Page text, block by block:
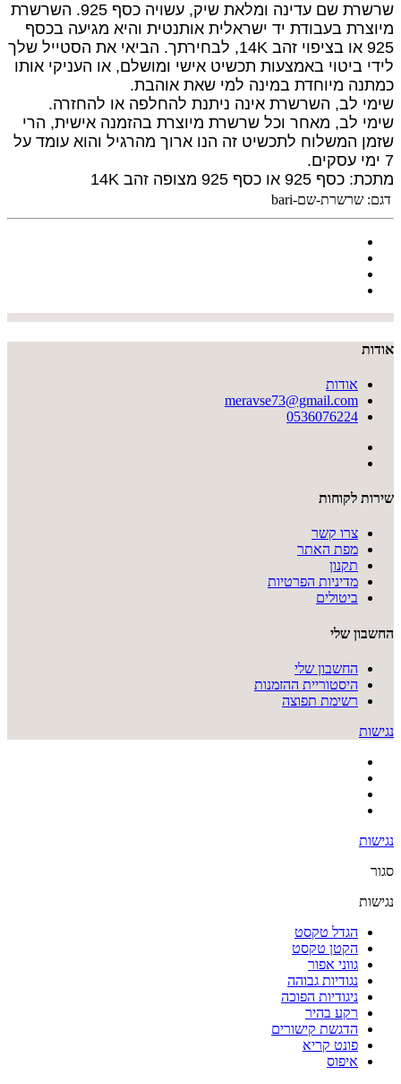
שרשרת שם עדינה ומלאת שיק, עשויה כסף 925. השרשרת
מיוצרת בעבודת יד ישראלית אותנטית והיא מגיעה בכסף
925 או בציפוי זהב 14K, לבחירתך. הביאי את הסטייל שלך
לידי ביטוי באמצעות תכשיט אישי ומושלם, או העניקי אותו
כמתנה מיוחדת במינה למי שאת אוהבת.
שימי לב, השרשרת אינה ניתנת להחלפה או להחזרה.
שימי לב, מאחר וכל שרשרת מיוצרת בהזמנה אישית, הרי
שזמן המשלוח לתכשיט זה הנו ארוך מהרגיל והוא עומד על
7 ימי עסקים.
מתכת: כסף 925 או כסף 925 מצופה זהב 14K
דגם: שרשרת-שם-bari
אודות
אודות
meravse73@gmail.com
0536076224
שירות לקוחות
צרו קשר
מפת האתר
תקנון
מדיניות הפרטיות
ביטולים
החשבון שלי
החשבון שלי
היסטוריית ההזמנות
רשימת תפוצה
נגישות
נגישות
סגור
נגישות
הגדל טקסט
הקטן טקסט
גווני אפור
נגודיות גבוהה
ניגודיות הפוכה
רקע בהיר
הדגשת קישורים
פונט קריא
איפוס